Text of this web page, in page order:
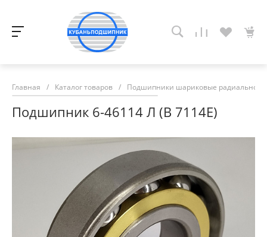
Главная / Каталог товаров / Подшипники шариковые радиально-
Подшипник 6-46114 Л (В 7114Е)